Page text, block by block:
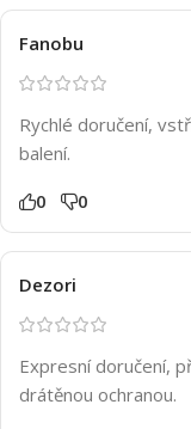
Fanobu
Rychlé doručení,
balení.
0 0
Dezori
Expresní doručení,
drátěnou ochranou.